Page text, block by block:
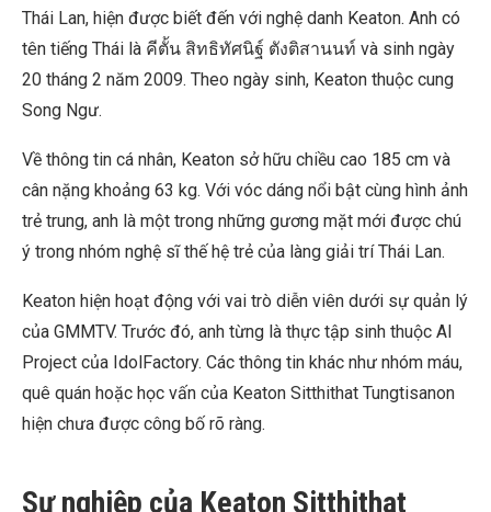
Thái Lan, hiện được biết đến với nghệ danh Keaton. Anh có
tên tiếng Thái là คีตั้น สิทธิทัศนิฐ์ ตังติสานนท์ và sinh ngày
20 tháng 2 năm 2009. Theo ngày sinh, Keaton thuộc cung
Song Ngư.
Về thông tin cá nhân, Keaton sở hữu chiều cao 185 cm và
cân nặng khoảng 63 kg. Với vóc dáng nổi bật cùng hình ảnh
trẻ trung, anh là một trong những gương mặt mới được chú
ý trong nhóm nghệ sĩ thế hệ trẻ của làng giải trí Thái Lan.
Keaton hiện hoạt động với vai trò diễn viên dưới sự quản lý
của GMMTV. Trước đó, anh từng là thực tập sinh thuộc AI
Project của IdolFactory. Các thông tin khác như nhóm máu,
quê quán hoặc học vấn của Keaton Sitthithat Tungtisanon
hiện chưa được công bố rõ ràng.
Sự nghiệp của Keaton Sitthithat